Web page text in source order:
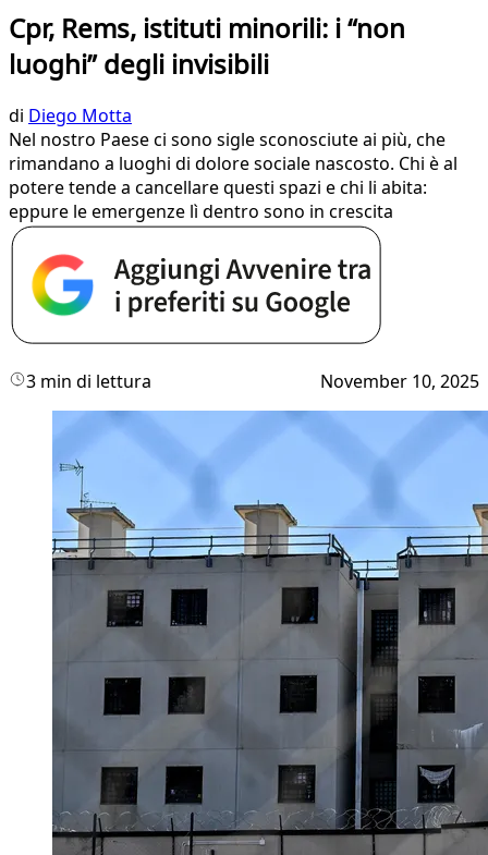
Cpr, Rems, istituti minorili: i “non
luoghi” degli invisibili
di Diego Motta
Nel nostro Paese ci sono sigle sconosciute ai più, che
rimandano a luoghi di dolore sociale nascosto. Chi è al
potere tende a cancellare questi spazi e chi li abita:
eppure le emergenze lì dentro sono in crescita
3 min di lettura November 10, 2025